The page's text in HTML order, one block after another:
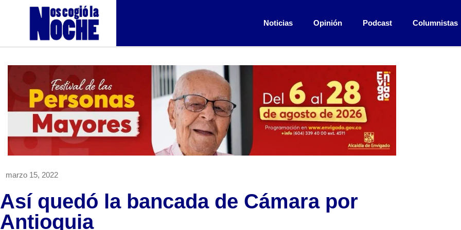
Noticias Opinión Podcast Columnistas
marzo 15, 2022
Así quedó la bancada de Cámara por
Antioquia